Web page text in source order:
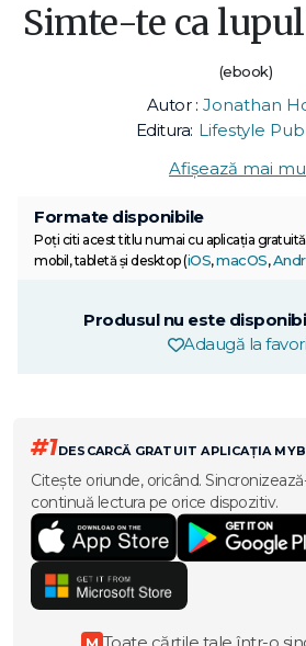
Simte-te ca
(ebook)
Autor : Jonathan
Editura: Lifestyle
Afișează mai
Formate disponibile
Poți citi acest titlu numai cu aplicația gratuită
mobil, tabletă și desktop (iOS,macOS,
Produsul nu este
Adaugă la
#1DESCARCĂ GRATUIT APLICAȚIA
Citește oriunde, oricând.
continuă lectura pe orice dispozitiv.
M